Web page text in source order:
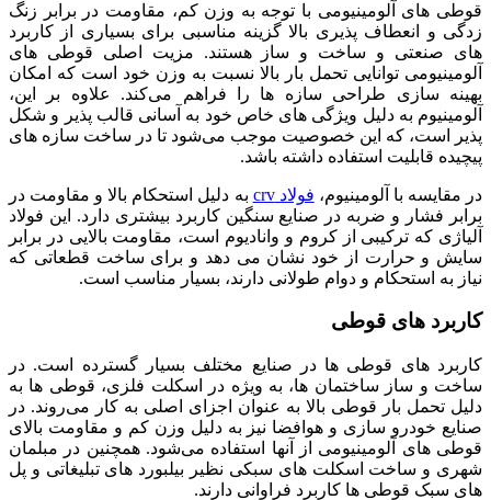
قوطی‌ های آلومینیومی با توجه به وزن کم، مقاومت در برابر زنگ‌
زدگی و انعطاف‌ پذیری بالا گزینه مناسبی برای بسیاری از کاربرد
های صنعتی و ساخت و ساز هستند. مزیت اصلی قوطی‌ های
آلومینیومی توانایی تحمل بار بالا نسبت به وزن خود است که امکان
بهینه‌ سازی طراحی سازه‌ ها را فراهم می‌کند. علاوه بر این،
آلومینیوم به دلیل ویژگی‌ های خاص خود به آسانی قالب‌ پذیر و شکل‌
پذیر است، که این خصوصیت موجب می‌شود تا در ساخت سازه‌ های
پیچیده قابلیت استفاده داشته باشد.
در مقایسه با آلومینیوم، فولاد crv
به دلیل استحکام بالا و مقاومت در
برابر فشار و ضربه در صنایع سنگین کاربرد بیشتری دارد. این فولاد
آلیاژی که ترکیبی از کروم و وانادیوم است، مقاومت بالایی در برابر
سایش و حرارت از خود نشان می‌ دهد و برای ساخت قطعاتی که
نیاز به استحکام و دوام طولانی دارند، بسیار مناسب است.
کاربرد های قوطی
کاربرد های قوطی‌ ها در صنایع مختلف بسیار گسترده است. در
ساخت و ساز ساختمان‌ ها، به ویژه در اسکلت فلزی، قوطی‌ ها به
دلیل تحمل بار قوطی بالا به عنوان اجزای اصلی به کار می‌روند. در
صنایع خودرو سازی و هوافضا نیز به دلیل وزن کم و مقاومت بالای
قوطی‌ های آلومینیومی از آنها استفاده می‌شود. همچنین در مبلمان
شهری و ساخت اسکلت‌ های سبکی نظیر بیلبورد های تبلیغاتی و پل‌
های سبک قوطی‌ ها کاربرد فراوانی دارند.